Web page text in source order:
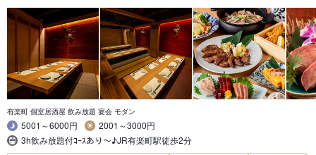
有楽町 個室居酒屋 飲み放題 宴会 モダン
5001～6000円
2001～3000円
3h飲み放題付ｺｰｽあり～♪JR有楽町駅徒歩2分